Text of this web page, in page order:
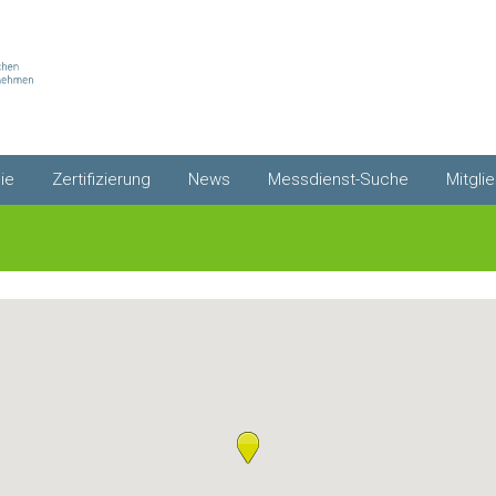
Zertifizierung News Messdienst-Suche